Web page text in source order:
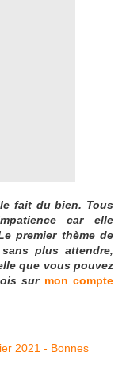
fait du bien. Tous
car elle
premier thème de
plus attendre,
que vous pouvez
sur mon compte